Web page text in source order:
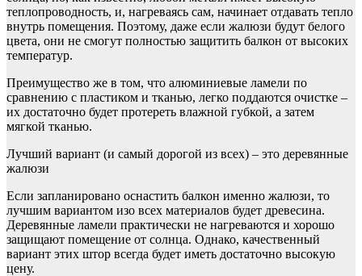
теплопроводность, и, нагреваясь сам, начинает отдавать тепло
внутрь помещения. Поэтому, даже если жалюзи будут белого
цвета, они не смогут полностью защитить балкон от высоких
температур.
Преимущество же в том, что алюминиевые ламели по
сравнению с пластиком и тканью, легко поддаются очистке –
их достаточно будет протереть влажной губкой, а затем
мягкой тканью.
Лучший вариант (и самый дорогой из всех) – это деревянные
жалюзи
Если запланировано оснастить балкон именно жалюзи, то
лучшим вариантом изо всех материалов будет древесина.
Деревянные ламели практически не нагреваются и хорошо
защищают помещение от солнца. Однако, качественный
вариант этих штор всегда будет иметь достаточно высокую
цену.